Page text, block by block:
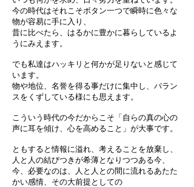
今の時代はそれこそボタン一つで瞬時に色々な
物が容易に手に入り、
昔に比べたら、はるかに豊かに暮らしているよ
うにみえます。
でも私達はハッキリと何かが足りないと感じて
います。
物や地位、名誉を得る事だけに集中し、バラン
スをくずしている様にも思えます。
こういう時代の今だからこそ「自らの真の心の
声に耳を傾け、心を高めること」が大事です。
ともすると情報に溢れ、考えることを放棄し、
人と人の結びつきが希薄となりつつある今、
今、必要なのは、人と人との間に流れるあたた
かい感情、その大前提としての